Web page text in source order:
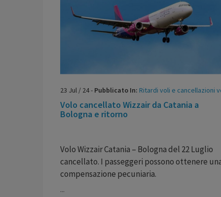
23 Jul / 24- Pubblicato In: Ritardi voli e cancellazioni
Volo cancellato Wizzair da Catania a
Bologna e ritorno
Volo Wizzair Catania – Bolognadel 22 Luglio
cancellato. I passeggeri possono ottenere
compensazione pecuniaria.
...